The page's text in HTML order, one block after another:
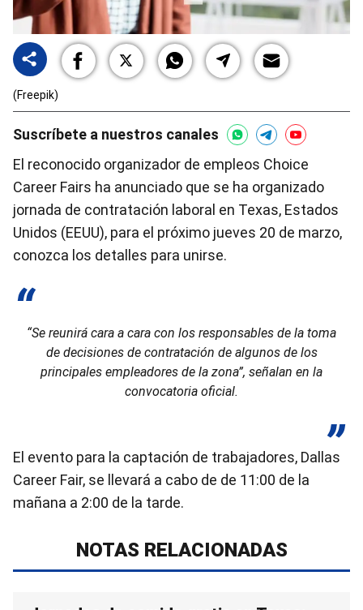
(Freepik)
Suscríbete a nuestros canales
El reconocido organizador de empleos Choice
Career Fairs ha anunciado que se ha organizado
jornada de contratación laboral en Texas, Estados
Unidos (EEUU), para el próximo jueves 20 de marzo,
conozca los detalles para unirse.
“Se reunirá cara a cara con los responsables de la toma
de decisiones de contratación de algunos de los
principales empleadores de la zona”, señalan en la
convocatoria oficial.
El evento para la captación de trabajadores, Dallas
Career Fair, se llevará a cabo de de 11:00 de la
mañana a 2:00 de la tarde.
NOTAS RELACIONADAS